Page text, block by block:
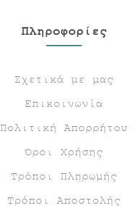
Πληροφορίες
Σχετικά με μας
Επικοινωνία
Πολιτική Απορρήτου
Όροι Χρήσης
Τρόποι Πληρωμής
Τρόποι Αποστολής